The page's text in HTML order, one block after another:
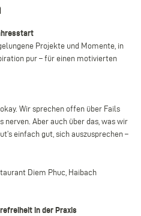
Projekte und Momente, in
pur – für einen motivierten
Wir sprechen offen über Fails
nerven. Aber auch über das, was wir
einfach gut, sich auszusprechen –
Diem Phuc, Haibach
in der Praxis